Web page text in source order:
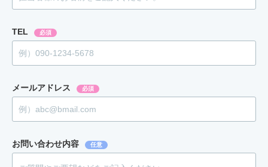
TEL 必須
メールアドレス 必須
お問い合わせ内容 任意